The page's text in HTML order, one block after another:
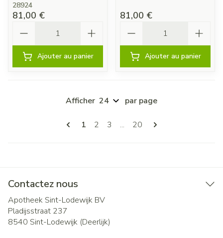
28924
81,00 €
Ajouter au panier
81,00 €
Ajouter au panier
Pages
Vous lisez actuellement la page
1 Page
2 Page
3 ... Page
20
Afficher par page
Contactez nous
Apotheek Sint-Lodewijk BV
Pladijsstraat 237
8540 Sint-Lodewijk (Deerlijk)